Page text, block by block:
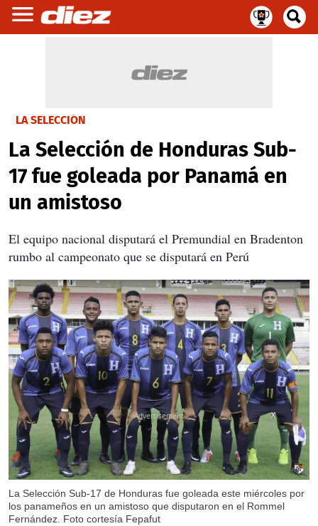
LA SELECCIÓN
La Selección de Honduras Sub-
17 fue goleada por Panamá en
un amistoso
El equipo nacional disputará el Premundial en Bradenton
rumbo al campeonato que se disputará en Perú
La Selección Sub-17 de Honduras fue goleada este miércoles por
los panameños en un amistoso que disputaron en el Rommel
Fernández. Foto cortesía Fepafut
X
X